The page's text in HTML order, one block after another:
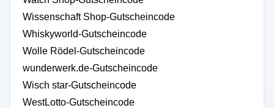
Wissenschaft Shop-Gutscheincode
Whiskyworld-Gutscheincode
Wolle Rödel-Gutscheincode
wunderwerk.de-Gutscheincode
Wisch star-Gutscheincode
WestLotto-Gutscheincode